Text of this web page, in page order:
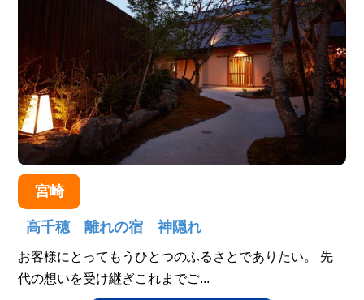
宮崎
高千穂 離れの宿 神隠れ
お客様にとってもうひとつのふるさとでありたい。 先
代の想いを受け継ぎこれまでご...